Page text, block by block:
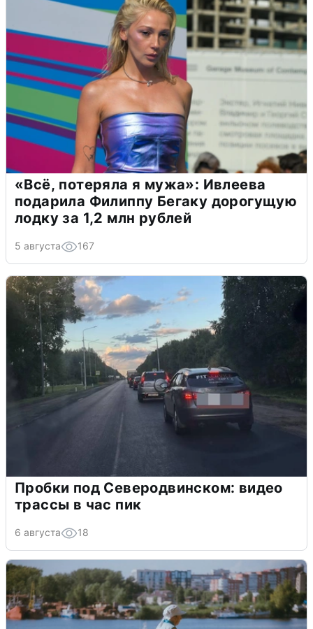
«Всё, потеряла я мужа»: Ивлеева
подарила Филиппу Бегаку дорогущую
лодку за 1,2 млн рублей
5 августа 167
Пробки под Северодвинском: видео
трассы в час пик
6 августа 18